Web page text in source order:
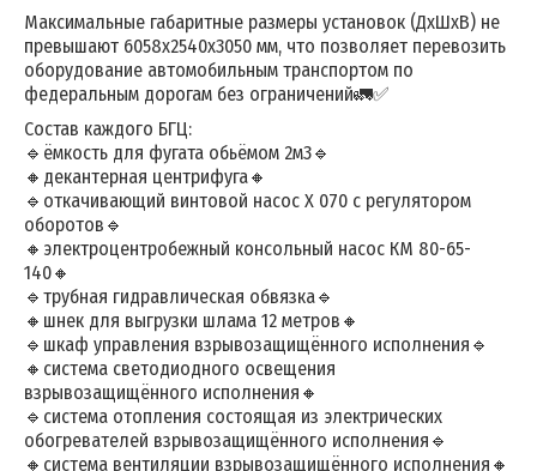
Максимальные габаритные размеры установок (ДхШхВ) не
превышают 6058х2540х3050 мм, что позволяет перевозить
оборудование автомобильным транспортом по
федеральным дорогам без ограничений🚛✅
Состав каждого БГЦ:
🔹ёмкость для фугата обьёмом 2м3🔹
🔸декантерная центрифуга🔸
🔹откачивающий винтовой насос X 070 с регулятором
оборотов🔹
🔸электроцентробежный консольный насос КМ 80-65-
140🔸
🔹трубная гидравлическая обвязка🔹
🔸шнек для выгрузки шлама 12 метров🔸
🔹шкаф управления взрывозащищённого исполнения🔹
🔸система светодиодного освещения
взрывозащищённого исполнения🔸
🔹система отопления состоящая из электрических
обогревателей взрывозащищённого исполнения🔹
🔸система вентиляции взрывозащищённого исполнения🔸